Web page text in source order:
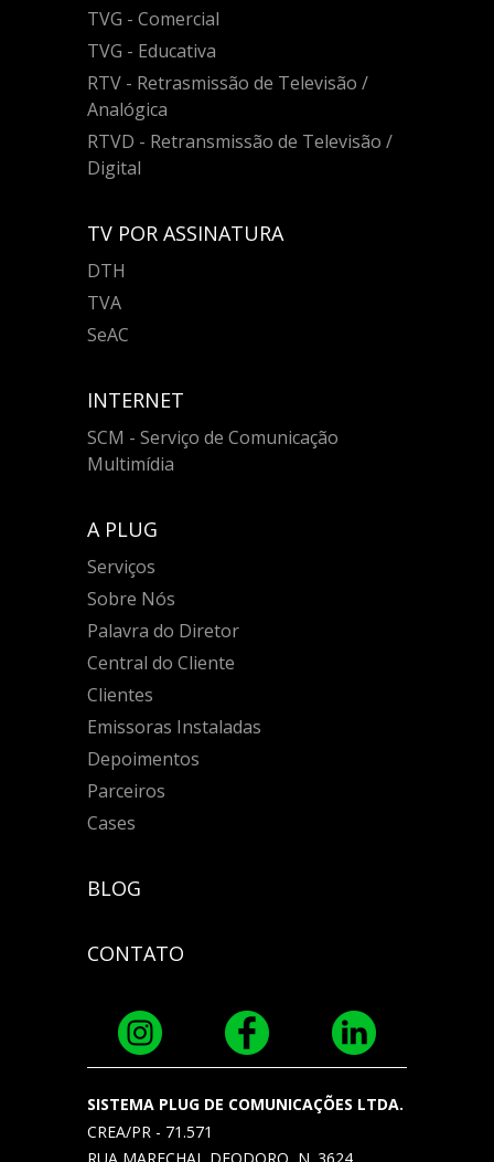
TVG - Comercial
TVG - Educativa
RTV - Retrasmissão de Televisão /
Analógica
RTVD - Retransmissão de Televisão /
Digital
TV POR ASSINATURA
DTH
TVA
SeAC
INTERNET
SCM - Serviço de Comunicação
Multimídia
A PLUG
Serviços
Sobre Nós
Palavra do Diretor
Central do Cliente
Clientes
Emissoras Instaladas
Depoimentos
Parceiros
Cases
BLOG
CONTATO
SISTEMA PLUG DE COMUNICAÇÕES LTDA.
CREA/PR - 71.571